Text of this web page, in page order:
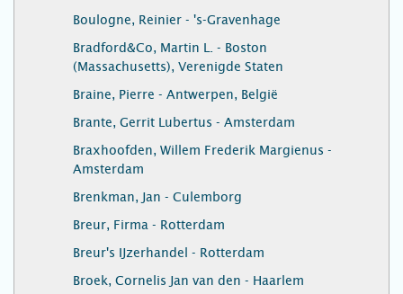
Boulogne, Reinier - 's-Gravenhage
Bradford&Co, Martin L. - Boston
(Massachusetts), Verenigde Staten
Braine, Pierre - Antwerpen, België
Brante, Gerrit Lubertus - Amsterdam
Braxhoofden, Willem Frederik Margienus -
Amsterdam
Brenkman, Jan - Culemborg
Breur, Firma - Rotterdam
Breur's IJzerhandel - Rotterdam
Broek, Cornelis Jan van den - Haarlem